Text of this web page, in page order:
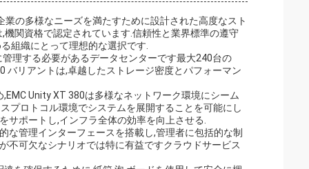
の多様なニーズを満たすために設計された高度なスト
関資格で認定されています.信頼性と業界標準の遵守
組織にとって理想的な選択です.
理する必要があるデータセンターです最大240台の
バリアントは,卓越したストレージ密度とパフォーマン
Unity XT 380は多様なネットワーク環境にシーム
プロトコル環境でシステムを展開することを可能にし
ポートし,インフラ全体の効率を向上させる.
な管理インターフェースを搭載し,管理者に包括的な制
不可欠なシナリオでは特に有益ですクラウドサービス